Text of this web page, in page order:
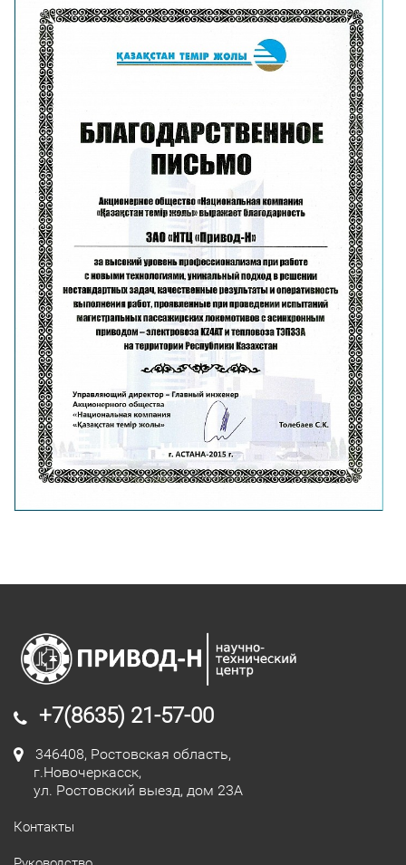
+7(8635) 21-57-00
346408, Ростовская область,
г.Новочеркасск,
ул. Ростовский выезд, дом 23А
Контакты